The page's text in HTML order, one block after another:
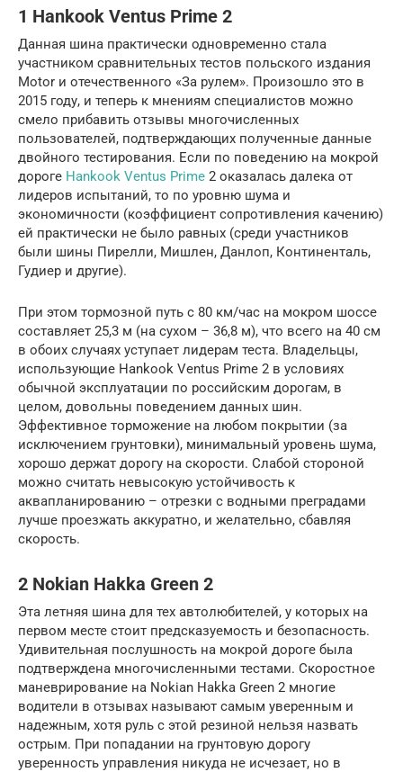
1 Hankook Ventus Prime 2
Данная шина практически одновременно стала
участником сравнительных тестов польского издания
Motor и отечественного «За рулем». Произошло это в
2015 году, и теперь к мнениям специалистов можно
смело прибавить отзывы многочисленных
пользователей, подтверждающих полученные данные
двойного тестирования. Если по поведению на мокрой
дороге Hankook Ventus Prime 2 оказалась далека от
лидеров испытаний, то по уровню шума и
экономичности (коэффициент сопротивления качению)
ей практически не было равных (среди участников
были шины Пирелли, Мишлен, Данлоп, Континенталь,
Гудиер и другие).
При этом тормозной путь с 80 км/час на мокром шоссе
составляет 25,3 м (на сухом – 36,8 м), что всего на 40 см
в обоих случаях уступает лидерам теста. Владельцы,
использующие Hankook Ventus Prime 2 в условиях
обычной эксплуатации по российским дорогам, в
целом, довольны поведением данных шин.
Эффективное торможение на любом покрытии (за
исключением грунтовки), минимальный уровень шума,
хорошо держат дорогу на скорости. Слабой стороной
можно считать невысокую устойчивость к
аквапланированию – отрезки с водными преградами
лучше проезжать аккуратно, и желательно, сбавляя
скорость.
2 Nokian Hakka Green 2
Эта летняя шина для тех автолюбителей, у которых на
первом месте стоит предсказуемость и безопасность.
Удивительная послушность на мокрой дороге была
подтверждена многочисленными тестами. Скоростное
маневрирование на Nokian Hakka Green 2 многие
водители в отзывах называют самым уверенным и
надежным, хотя руль с этой резиной нельзя назвать
острым. При попадании на грунтовую дорогу
уверенность управления никуда не исчезает, но в